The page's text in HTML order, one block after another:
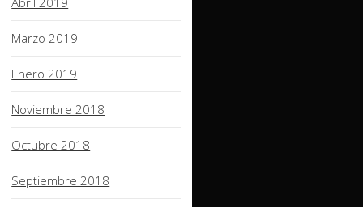
Marzo 2019
Enero 2019
Noviembre 2018
Octubre 2018
Septiembre 2018